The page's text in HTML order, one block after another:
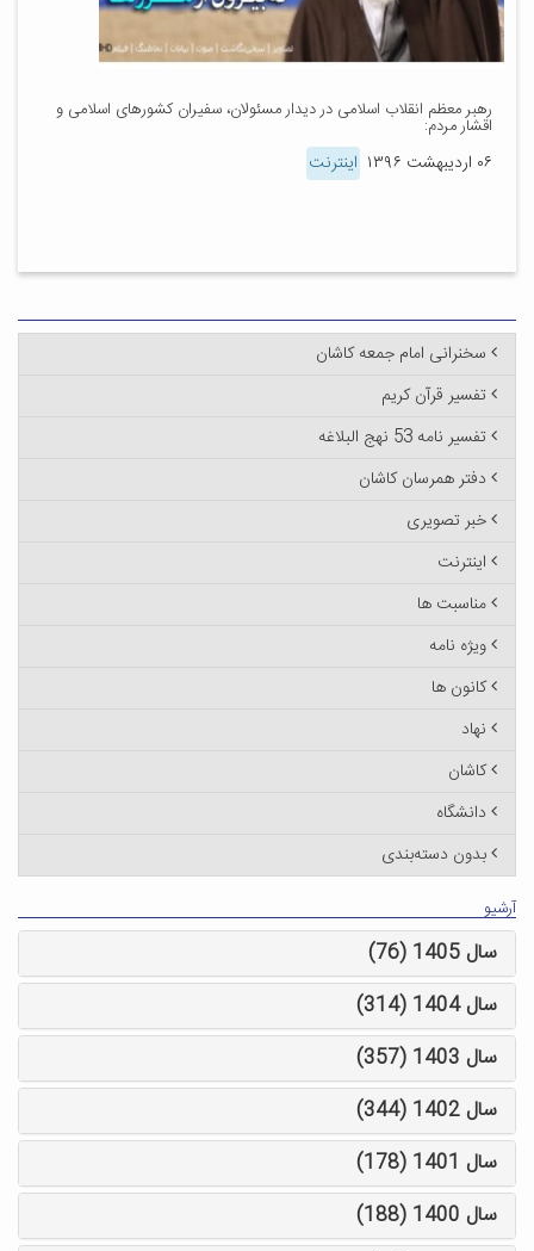
رهبر معظم انقلاب اسلامی در دیدار مسئولان، سفیران کشورهای اسلامی و
اقشار مردم:
۰۶ اردیبهشت ۱۳۹۶ اینترنت
سخنرانی امام جمعه کاشان
تفسیر قرآن کریم
تفسیر نامه 53 نهج البلاغه
دفتر همرسان کاشان
خبر تصویری
اینترنت
مناسبت ها
ویژه نامه
کانون ها
نهاد
کاشان
دانشگاه
بدون دسته‌بندی
آرشیو
سال 1405 (76)
سال 1404 (314)
سال 1403 (357)
سال 1402 (344)
سال 1401 (178)
سال 1400 (188)